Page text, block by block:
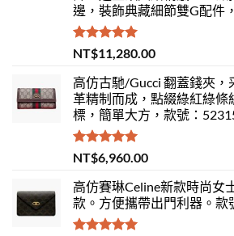
邊，裝飾典藏細節雙G配件
評分5.00
滿分 5
NT$11,280.00
高仿古馳/Gucci 翻蓋錢夾，
革精制而成，點綴綠紅綠條
標，簡單大方，款號：
評分 5.00
滿分 5
NT$6,960.00
高仿賽琳Celine新款時尚女
款。方便攜帶出門利器。款